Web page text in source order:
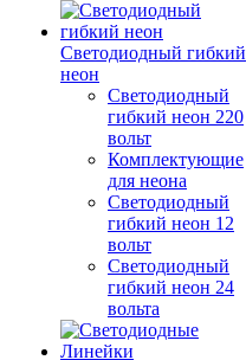
Светодиодный гибкий
неон
Светодиодный
гибкий неон 220
вольт
Комплектующие
для неона
Светодиодный
гибкий неон 12
вольт
Светодиодный
гибкий неон 24
вольта